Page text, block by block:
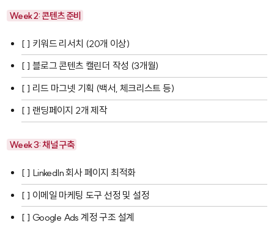
Week 2: 콘텐츠 준비
[ ] 키워드 리서치 (20개 이상)
[ ] 블로그 콘텐츠 캘린더 작성 (3개월)
[ ] 리드 마그넷 기획 (백서, 체크리스트 등)
[ ] 랜딩페이지 2개 제작
Week 3: 채널 구축
[ ] LinkedIn 회사 페이지 최적화
[ ] 이메일 마케팅 도구 선정 및 설정
[ ] Google Ads 계정 구조 설계